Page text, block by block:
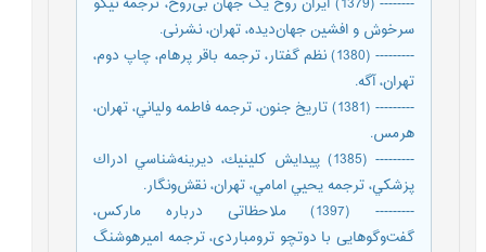
سرخوش و افشین جهان‌دیده، تهران، نشرنی.
--------- (1380) نظم گفتار، ترجمه باقر پرهام، چاپ دوم،
تهران، آگه.
--------- (1381) تاريخ جنون، ترجمه‌ فاطمه ولياني، تهران،
هرمس.
--------- (1385) پيدايش كلينيك، ديرينه‌شناسي ادراك
پزشكي، ترجمه يحيي امامي، تهران، نقش‌ونگار.
--------- (1397) ملاحظاتی درباره مارکس،
گفت‌وگوهایی با دوتچو ترومباردی، ترجمه امیرهوشنگ